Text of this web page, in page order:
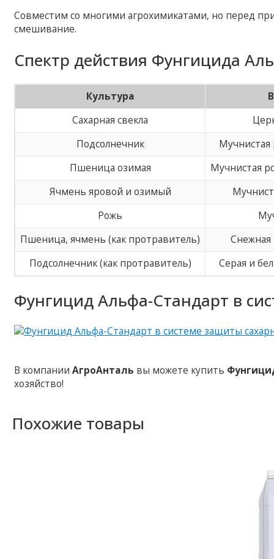
Совместим со многими агрохимикатами, но перед
смешивание.
Спектр действия Фунгицида
Культура
Сахарная свекла
Подсолнечник
Мучнистая
Пшеница озимая
Мучнистая
Ячмень яровой и озимый
Рожь
Пшеница, ячмень (как протравитель)
Снежная
Подсолнечник (как протравитель)
Серая и
Фунгицид Альфа-Стандарт в
В компанииАгроАнталь вы можете купить
хозяйство!
Похожие товары